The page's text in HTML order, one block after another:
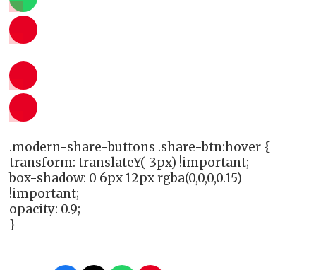
.modern-share-buttons .share-btn:hover {
transform: translateY(-3px) !important;
box-shadow: 0 6px 12px rgba(0,0,0,0.15)
!important;
opacity: 0.9;
}